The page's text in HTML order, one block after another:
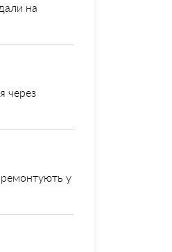
на
через
у